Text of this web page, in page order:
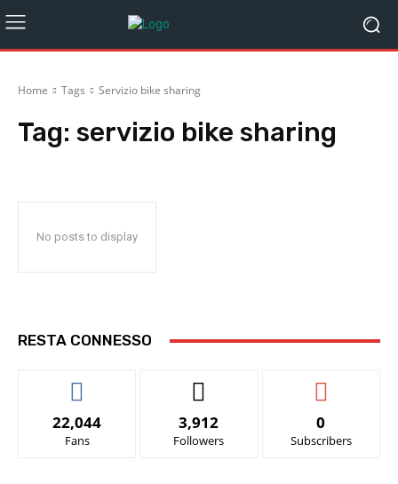
Home Tags Servizio bike sharing
Tag: servizio bike sharing
No posts to display
RESTA CONNESSO
22,044
Fans
3,912
Followers
0
Subscribers